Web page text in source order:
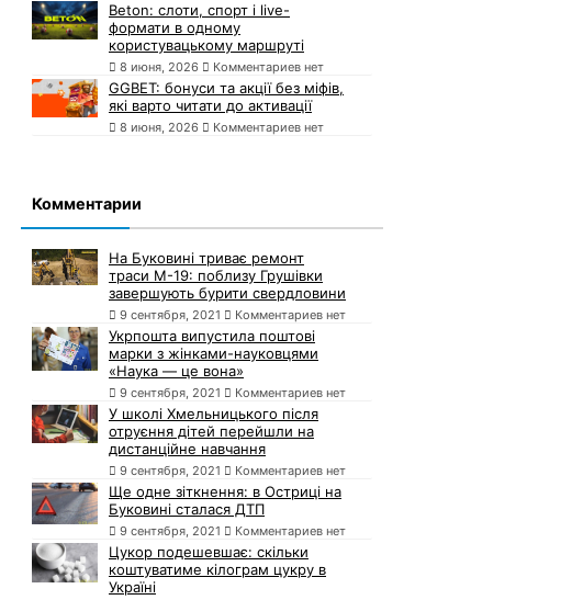
Beton: слоти, спорт і live-
формати в одному
користувацькому маршруті
8 июня, 2026 Комментариев нет
GGBET: бонуси та акції без міфів,
які варто читати до активації
8 июня, 2026 Комментариев нет
Комментарии
На Буковині триває ремонт
траси М-19: поблизу Грушівки
завершують бурити свердловини
9 сентября, 2021 Комментариев нет
Укрпошта випустила поштові
марки з жінками-науковцями
«Наука — це вона»
9 сентября, 2021 Комментариев нет
У школі Хмельницького після
отруєння дітей перейшли на
дистанційне навчання
9 сентября, 2021 Комментариев нет
Ще одне зіткнення: в Остриці на
Буковині сталася ДТП
9 сентября, 2021 Комментариев нет
Цукор подешевшає: скільки
коштуватиме кілограм цукру в
Україні